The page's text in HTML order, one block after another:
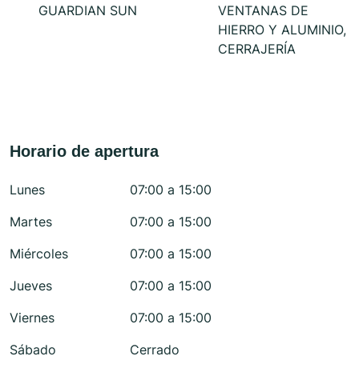
GUARDIAN SUN
VENTANAS DE
HIERRO Y ALUMINIO,
CERRAJERÍA
Horario de apertura
Lunes
07:00 a 15:00
Martes
07:00 a 15:00
Miércoles
07:00 a 15:00
Jueves
07:00 a 15:00
Viernes
07:00 a 15:00
Sábado
Cerrado